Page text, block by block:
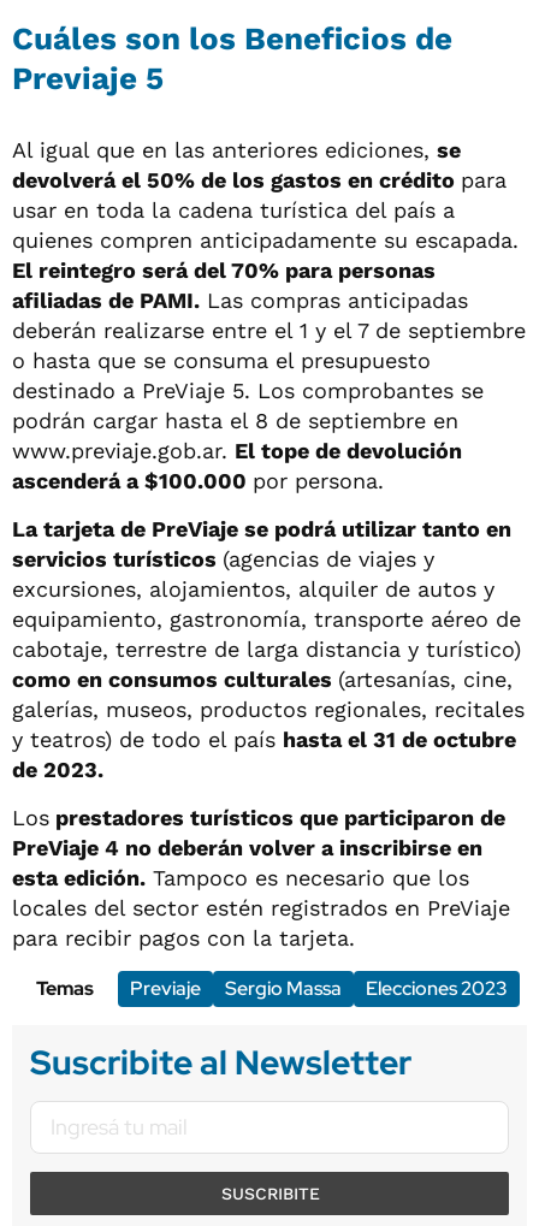
Cuáles son los Beneficios de
Previaje 5
Al igual que en las anteriores ediciones, se
devolverá el 50% de los gastos en crédito para
usar en toda la cadena turística del país a
quienes compren anticipadamente su escapada.
El reintegro será del 70% para personas
afiliadas de PAMI. Las compras anticipadas
deberán realizarse entre el 1 y el 7 de septiembre
o hasta que se consuma el presupuesto
destinado a PreViaje 5. Los comprobantes se
podrán cargar hasta el 8 de septiembre en
www.previaje.gob.ar. El tope de devolución
ascenderá a $100.000 por persona.
La tarjeta de PreViaje se podrá utilizar tanto en
servicios turísticos (agencias de viajes y
excursiones, alojamientos, alquiler de autos y
equipamiento, gastronomía, transporte aéreo de
cabotaje, terrestre de larga distancia y turístico)
como en consumos culturales (artesanías, cine,
galerías, museos, productos regionales, recitales
y teatros) de todo el país hasta el 31 de octubre
de 2023.
Los prestadores turísticos que participaron de
PreViaje 4 no deberán volver a inscribirse en
esta edición. Tampoco es necesario que los
locales del sector estén registrados en PreViaje
para recibir pagos con la tarjeta.
Temas
Previaje Sergio Massa Elecciones 2023
Suscribite al Newsletter
SUSCRIBITE